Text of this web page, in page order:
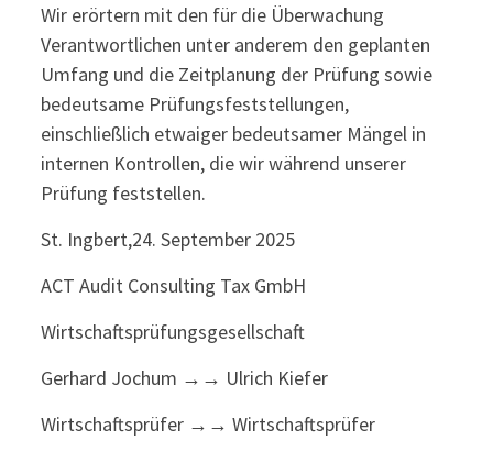
Wir erörtern mit den für die Überwachung
Verantwortlichen unter anderem den geplanten
Umfang und die Zeitplanung der Prüfung sowie
bedeutsame Prüfungsfeststellungen,
einschließlich etwaiger bedeutsamer Mängel in
internen Kontrollen, die wir während unserer
Prüfung feststellen.
St. Ingbert,24. September 2025
ACT Audit Consulting Tax GmbH
Wirtschaftsprüfungsgesellschaft
Gerhard Jochum →→ Ulrich Kiefer
Wirtschaftsprüfer →→ Wirtschaftsprüfer